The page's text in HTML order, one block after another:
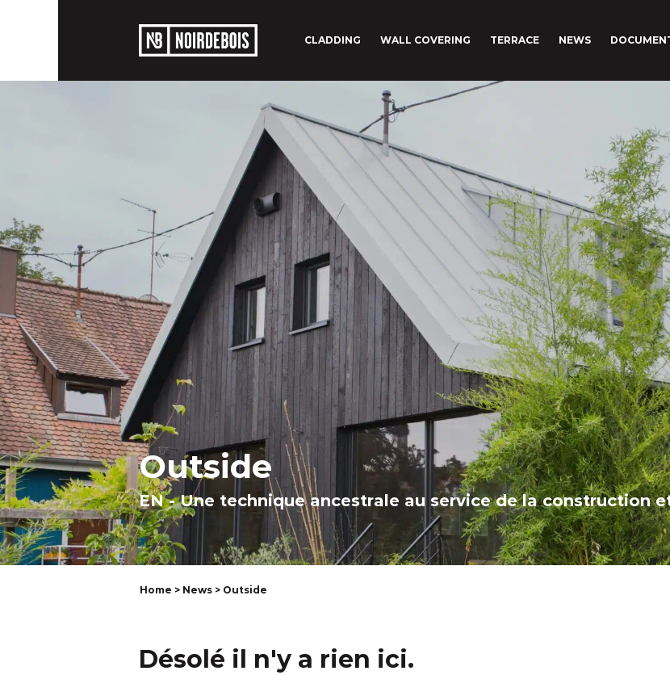
CLADDING WALL COVERING TERRACE NEWS
Outside
EN - Une technique ancestrale au service de la construction
Home > News > Outside
Désolé il n'y a rien ici.